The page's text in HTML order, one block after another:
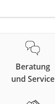
Beratung
und Service